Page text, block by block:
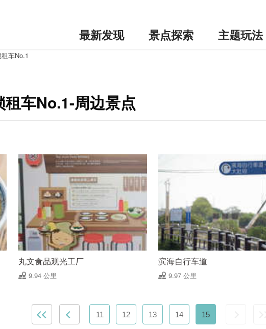
最新发现 景点探索 主题玩法
车No.1
车No.1-周边景点
丸文食品观光工厂
9.94 公里
滨海自行车道
9.97 公里
11 12 13 14 15